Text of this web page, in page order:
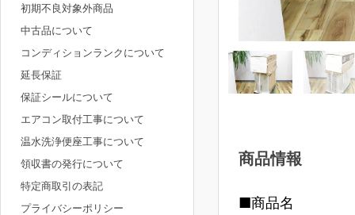
商品情報
■商品名
初期不良対象外商品
中古品について
コンディションランクについて
延長保証
保証シールについて
エアコン取付工事について
温水洗浄便座工事について
領収書の発行について
特定商取引の表記
プライバシーポリシー